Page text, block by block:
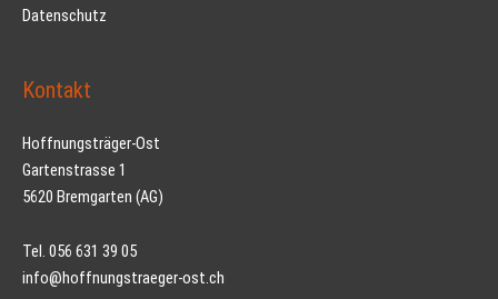
Datenschutz
Kontakt
Hoffnungsträger-Ost
Gartenstrasse 1
5620 Bremgarten (AG)
Tel. 056 631 39 05
info@hoffnungstraeger-ost.ch